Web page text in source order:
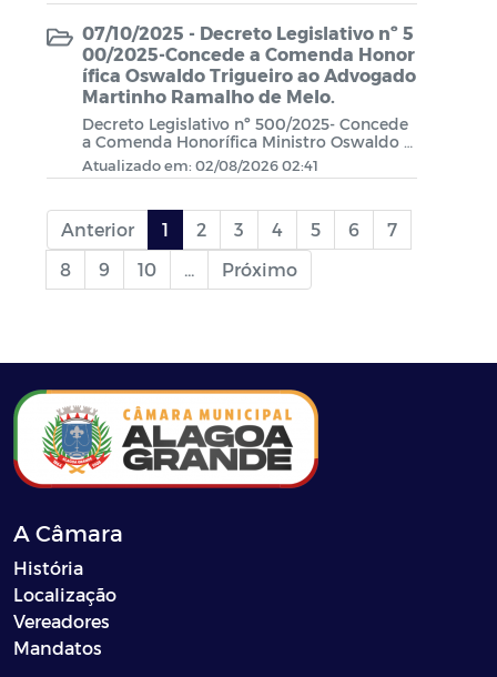
07/10/2025 - Decreto Legislativo nº 5
00/2025-Concede a Comenda Honor
ífica Oswaldo Trigueiro ao Advogado
Martinho Ramalho de Melo.
Decreto Legislativo nº 500/2025- Concede
a Comenda Honorífica Ministro Oswaldo T
rigueiro de Albuquerque e Mello ao Advog
ado Martinho Ramalho de Melo.
Atualizado em: 02/08/2026 02:41
Anterior 1 2 3 4 5 6
7
8
9 10 Próximo
A Câmara
História
Localização
Vereadores
Mandatos